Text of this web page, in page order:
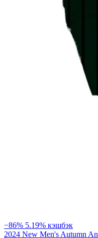
−86% 5.19% кэшбэк
2024 New Men's Autumn